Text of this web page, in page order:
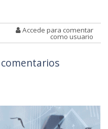
Accede para comentar
como usuario